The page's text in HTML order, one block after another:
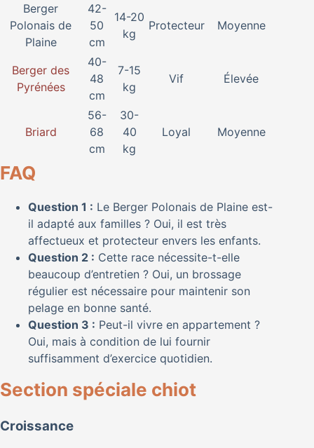
Berger
Polonais de
Plaine
42-
50
cm
14-20
kg
Protecteur Moyenne
Berger des
Pyrénées
40-
48
cm
7-15
kg
Vif Élevée
Briard
56-
68
cm
30-
40
kg
Loyal Moyenne
FAQ
Question 1 : Le Berger Polonais de Plaine est-
il adapté aux familles ? Oui, il est très
affectueux et protecteur envers les enfants.
Question 2 : Cette race nécessite-t-elle
beaucoup d’entretien ? Oui, un brossage
régulier est nécessaire pour maintenir son
pelage en bonne santé.
Question 3 : Peut-il vivre en appartement ?
Oui, mais à condition de lui fournir
suffisamment d’exercice quotidien.
Section spéciale chiot
Croissance